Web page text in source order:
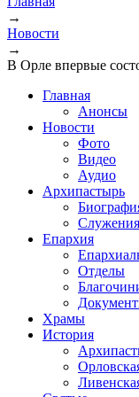
Вы здесь
→
Новости
→
В Орле впервые
Главная
Анонсы
Новости
Фото
Видео
Аудио
Архипастырь
Служения
Епархия
Отделы
Храмы
История